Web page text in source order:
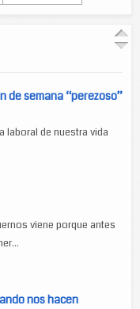
de semana “perezoso”
laboral de nuestra vida
viene porque antes
nos hacen